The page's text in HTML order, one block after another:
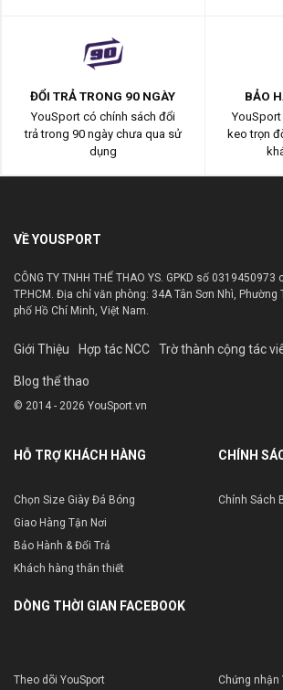
ĐỔI TRẢ TRONG 90 NGÀY
YouSport có chính sách đổi
trả trong 90 ngày chưa qua sử
dụng
BẢO
keo trọn
VỀ YOUSPORT
CÔNG TY TNHH THỂ THAO YS. GPKD số 0319450973
TP.HCM. Địa chỉ văn phòng: 34A Tân Sơn Nhì, Phường
phố Hồ Chí Minh, Việt Nam.
Giới Thiệu Hợp tác NCC Trờ thành cộng tác
Blog thể thao
© 2014 - 2026 YouSport.vn
HỖ TRỢ KHÁCH HÀNG
Chọn Size Giày Đá Bóng
Giao Hàng Tận Nơi
Bảo Hành & Đổi Trả
Khách hàng thân thiết
CHÍNH
Chính Sách
DÒNG THỜI GIAN FACEBOOK
Theo dõi YouSport Chứng nhận